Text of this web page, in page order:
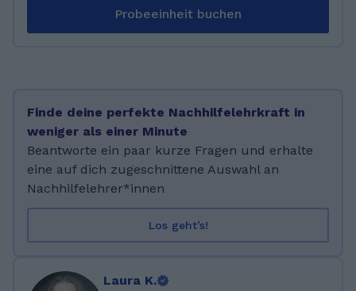
mich, dir zu helfen! Ich habe 2025 mein Abitur
Mir macht es Spaß, im Austausch zu lernen
und dabei neue Themen spielend zu
verstehen.
Probeeinheit buchen
Finde deine perfekte Nachhilfelehrkraft in
weniger als einer Minute
Beantworte ein paar kurze Fragen und erhalte
eine auf dich zugeschnittene Auswahl an
Nachhilfelehrer*innen
Los geht’s!
Laura K.